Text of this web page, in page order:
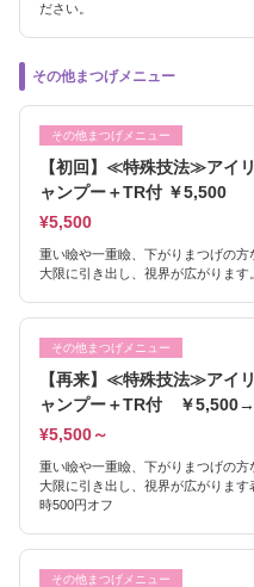
ださい。
その他まつげメニュー
その他まつげメニュー
【初回】≪特殊技法≫アイ
ャンプー＋TR付 ￥5,500
¥5,500
重い瞼や一重瞼、下がりまつげの
大限に引き出し、視界が広がります。
その他まつげメニュー
【再来】≪特殊技法≫アイ
ャンプー＋TR付 ￥
¥5,500～
重い瞼や一重瞼、下がりまつげの
大限に引き出し、視界が広がりま
時500円オフ
その他まつげメニュー